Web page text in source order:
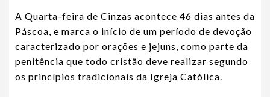
A Quarta-feira de Cinzas acontece 46 dias antes da
Páscoa, e marca o início de um período de devoção
caracterizado por orações e jejuns, como parte da
penitência que todo cristão deve realizar segundo
os princípios tradicionais da Igreja Católica.